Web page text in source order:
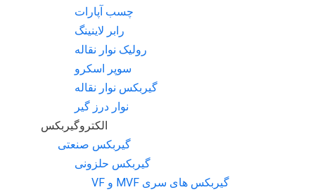
چسب آپارات
رابر لاینینگ
رولیک نوار نقاله
سوپر اسکرو
گیربکس نوار نقاله
نوار درز گیر
الکتروگیربکس
گیربکس صنعتی
گیربکس حلزونی
گیربکس های سری MVF و VF